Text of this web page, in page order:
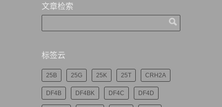
文章检索
标签云
25B 25G 25K 25T CRH2A
DF4B DF4BK DF4C DF4D